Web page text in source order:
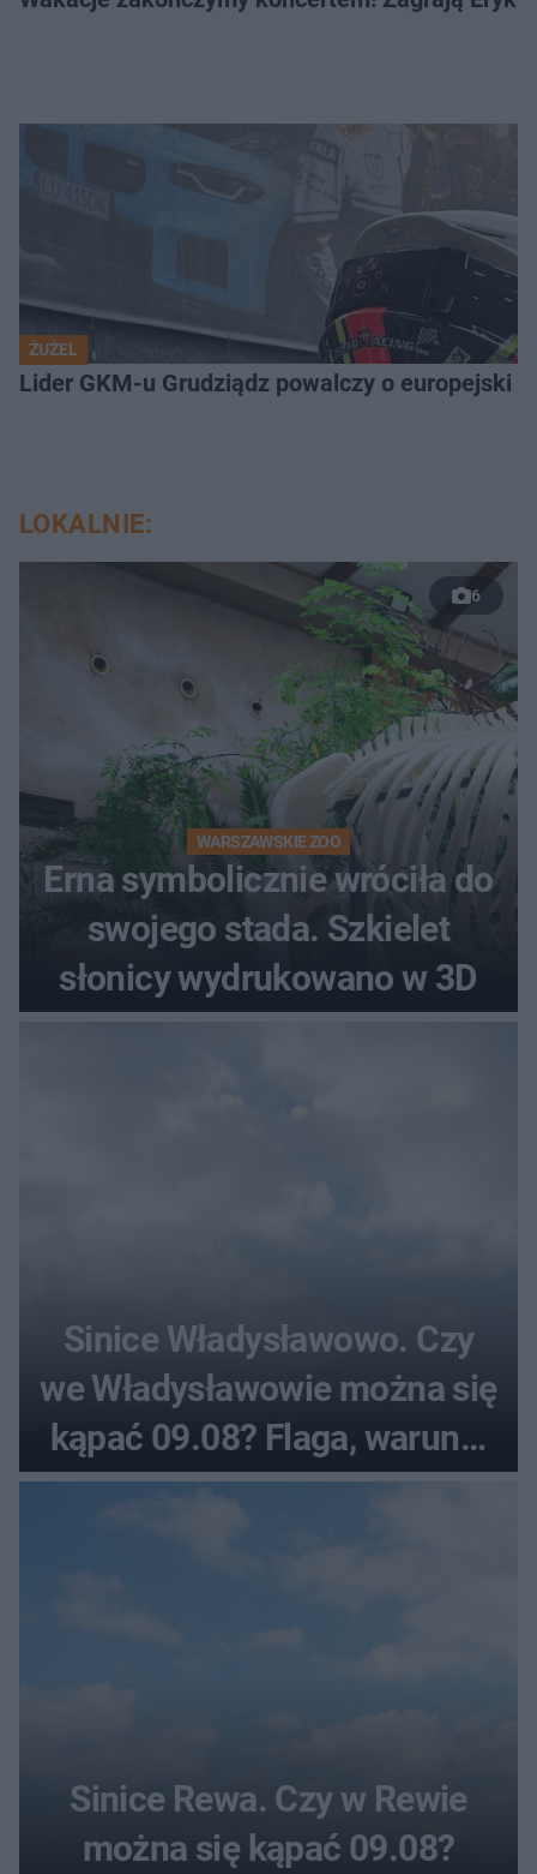
ŻUŻEL
Lider GKM-u Grudziądz powalczy o europejski
LOKALNIE:
6
WARSZAWSKIE ZOO
Erna symbolicznie wróciła do
swojego stada. Szkielet
słonicy wydrukowano w 3D
Sinice Władysławowo. Czy
we Władysławowie można się
kąpać 09.08? Flaga, warunki
pogodowe
Sinice Rewa. Czy w Rewie
można się kąpać 09.08?